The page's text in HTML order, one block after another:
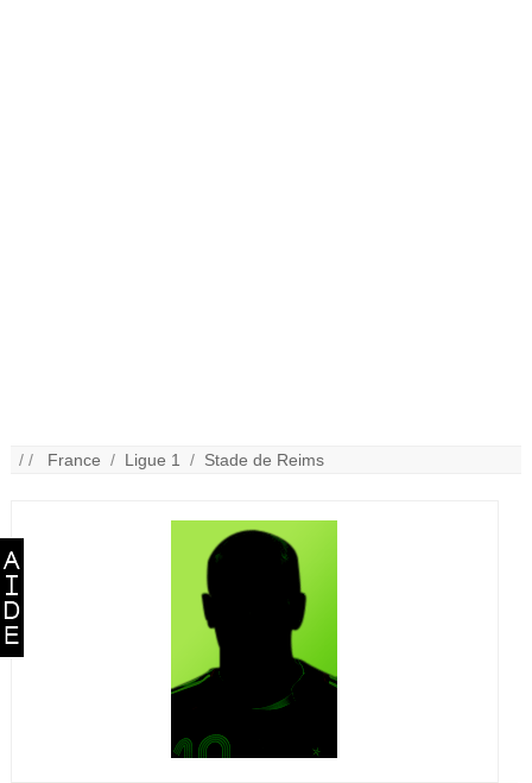
/ / France / Ligue 1 / Stade de Reims